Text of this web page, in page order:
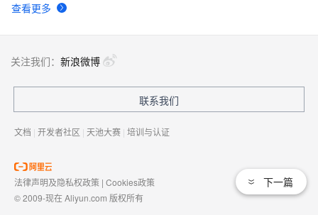
查看更多
下一篇
关注我们： 新浪微博
联系我们
文档 | 开发者社区 | 天池大赛 | 培训与认证
法律声明及隐私权政策 | Cookies政策
© 2009-现在 Aliyun.com 版权所有